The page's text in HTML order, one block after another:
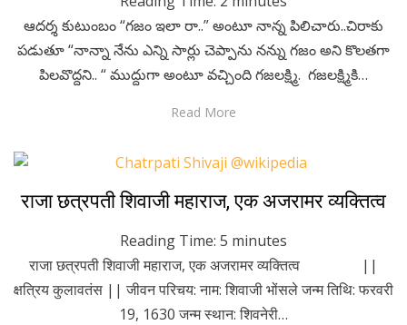
ఆదర్శ కుటుంబం “గజం ఇలా రా..” అంటూ నాన్న పిలిచారు..చిరాకు
పడుతూ “నాన్నా నేను ఎన్ని సార్లు చెప్పాను నన్ను గజం అని కొలతగా
పిలవొద్దని.. “ ముద్దుగా అంటూ వచ్చింది గజలక్ష్మి. గజలక్ష్మికి…
Read More
Posted
on
February 28, 2023
Kids Stories
राजा छत्रपती शिवाजी महाराज, एक अजरामर व्यक्तित्व
Reading Time: 5 minutes
राजा छत्रपती शिवाजी महाराज, एक अजरामर व्यक्तित्व ||
क्षत्रिय कुलावतंस || जीवन परिचय: नाम: शिवाजी भोंसले जन्म तिथि: फरवरी
19, 1630 जन्म स्थान: शिवनेरी…